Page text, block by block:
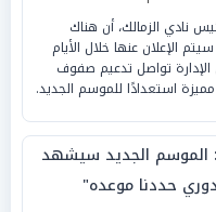
نادي الزمالك، أن هناك
الإعلان عنها خلال الأيام
الإدارة تواصل تدعيم صفوف
استعدادًا للموسم الجديد.
الموسم الجديد سيشهد
حددنا موعده"